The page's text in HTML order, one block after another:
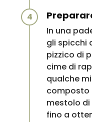
4
In una
gli spicchi
pizzico di
cime di
qualche
composto
mestolo
fino a